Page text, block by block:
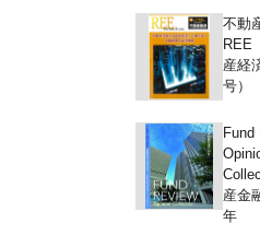
不動
REE
産経
号）
Fund
産金
年